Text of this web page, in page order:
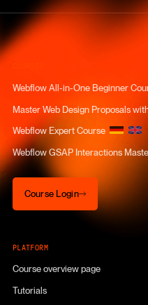
Webflow All-in-One Beginner
Master Web Design Proposals
Webflow Expert Course
Webflow GSAP Interactions
Course Login
Course Login
PLATFORM
Course overview page
Tutorials